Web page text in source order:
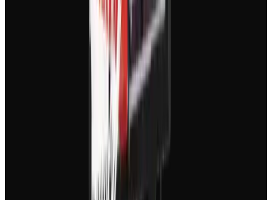
Absolument. Le générateur est excellent pour créer de
la typographie cinétique, où le texte s'anime de manière
dynamique pour capter l'attention. Dans votre prompt,
spécifiez simplement que vous souhaitez mettre l'accent
sur le texte et le style de mouvement désiré pour obtenir
des résultats impressionnants.
Est-il nécessaire d'avoir une voix off pour ces vidéos ?
Non, contrairement à nos autres outils, le générateur de
Motion Graphics se concentre sur l'impact visuel. Bien
que vous puissiez ajouter une musique de fond pour
renforcer l'ambiance, ces vidéos sont conçues pour
être visuellement autonomes, s'appuyant sur des
animations graphiques et du texte plutôt que sur une